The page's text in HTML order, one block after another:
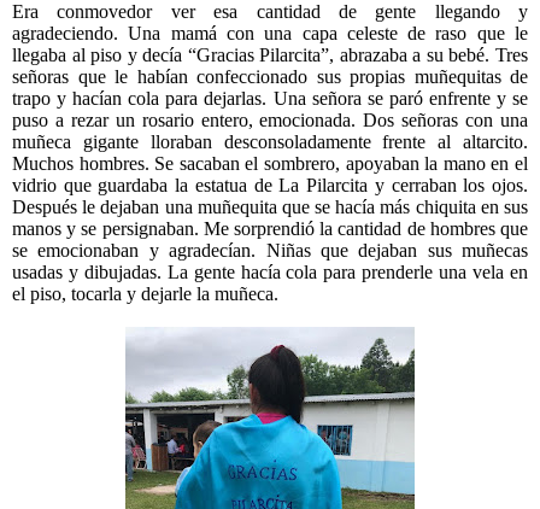
Era conmovedor ver esa cantidad de gente llegando y
agradeciendo. Una mamá con una capa celeste de raso que le
llegaba al piso y decía “Gracias Pilarcita”, abrazaba a su bebé. Tres
señoras que le habían confeccionado sus propias muñequitas de
trapo y hacían cola para dejarlas. Una señora se paró enfrente y se
puso a rezar un rosario entero, emocionada. Dos señoras con una
muñeca gigante lloraban desconsoladamente frente al altarcito.
Muchos hombres. Se sacaban el sombrero, apoyaban la mano en el
vidrio que guardaba la estatua de La Pilarcita y cerraban los ojos.
Después le dejaban una muñequita que se hacía más chiquita en sus
manos y se persignaban. Me sorprendió la cantidad de hombres que
se emocionaban y agradecían. Niñas que dejaban sus muñecas
usadas y dibujadas. La gente hacía cola para prenderle una vela en
el piso, tocarla y dejarle la muñeca.